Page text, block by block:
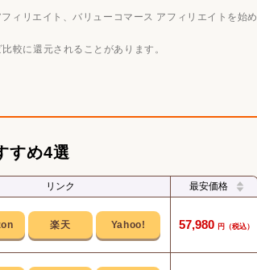
ィリエイト、バリューコマース アフィリエイトを始め
較に還元されることがあります。
すめ4選
リンク 最安価格
57,980